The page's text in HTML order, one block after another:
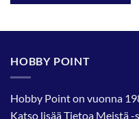
muunnelma.
tehdä
valinnat
HOBBY POINT
Hobby Point on vuonna
Katso lisääTietoa Meistä-